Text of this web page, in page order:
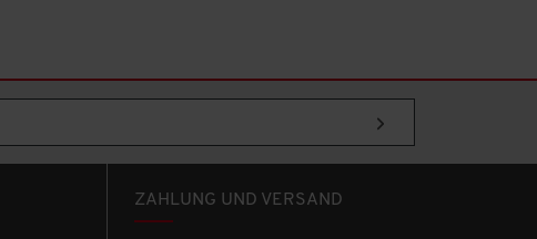
ZAHLUNG UND VERSAND